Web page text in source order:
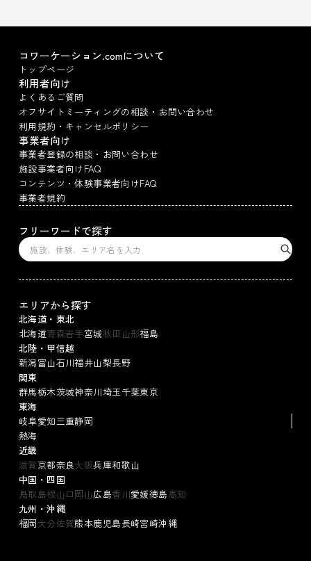
コワーケーション.comについて
トップページ
利用者向け
よくあるご質問
オフサイトミーティングの相談・お問い合わせ
利用規約・キャンセルポリシー
事業者向け
事業者登録の相談・お問い合わせ
施設事業者向けFAQ
コンテンツ・体験事業者向けFAQ
事業者規約
フリーワードで探す
エリアから探す
北海道・東北
北海道青森岩手宮城秋田 山形福島
北陸・甲信越
新潟富山石川福井山梨長野
関東
群馬栃木茨城神奈川埼玉千葉東京
東海
岐阜愛知三重静岡
熱海
近畿
滋賀京都奈良大阪兵庫和歌山
中国・四国
鳥取島根 山口岡山広島香川愛媛徳島高知
九州・沖縄
福岡大分佐賀熊本鹿児島長崎宮崎沖縄